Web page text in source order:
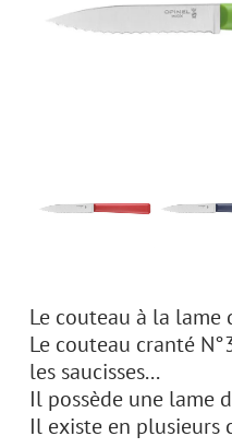
Le couteau à la
Le couteau cranté
les saucisses...
Il possède une lame
Il existe en plusieurs